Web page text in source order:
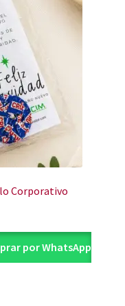
Corporativo
por WhatsApp